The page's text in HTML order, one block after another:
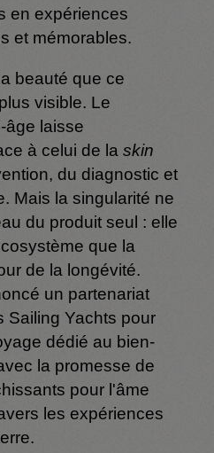
en expériences
et mémorables.
beauté que ce
visible. Le
âge laisse
à celui de la skin
du diagnostic et
Mais la singularité ne
du produit seul : elle
que la
de la longévité.
un partenariat
Sailing Yachts pour
dédié au bien-
la promesse de
pour l'âme
les expériences